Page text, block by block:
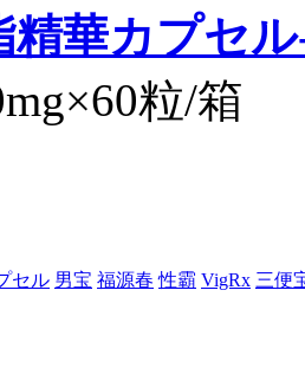
華カプセル
粒/箱
セル 男宝 福源春 性霸 VigRx 三便